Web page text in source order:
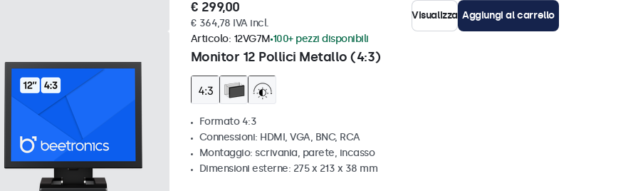
€ 299,00
€ 364,78 IVA incl.
Visualizza Aggiungi al carrello
Monitor 12 Pollici Metallo (4:3)
Articolo: 12VG7M 100+ pezzi disponibili
Formato 4:3
Connessioni: HDMI, VGA, BNC, RCA
Montaggio: scrivania, parete, incasso
Dimensioni esterne: 275 x 213 x 38 mm